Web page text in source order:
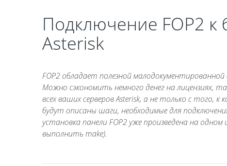
Подключение FOP2 к
Asterisk
FOP2 обладает полезной малодокументированной
Можно сэкономить немного денег на лицензиях,
всех ваших серверов Asterisk, а не только с
будут описаны шаги, необходимые для
установка панели FOP2 уже произведена на
выполнить make).